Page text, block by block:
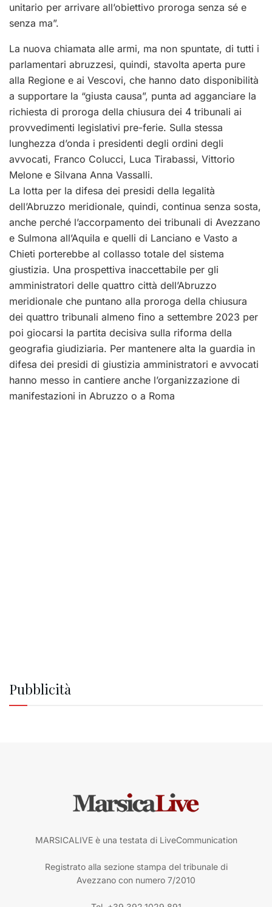
unitario per arrivare all’obiettivo proroga senza sé e
senza ma”.
La nuova chiamata alle armi, ma non spuntate, di tutti i
parlamentari abruzzesi, quindi, stavolta aperta pure
alla Regione e ai Vescovi, che hanno dato disponibilità
a supportare la “giusta causa”, punta ad agganciare la
richiesta di proroga della chiusura dei 4 tribunali ai
provvedimenti legislativi pre-ferie. Sulla stessa
lunghezza d’onda i presidenti degli ordini degli
avvocati, Franco Colucci, Luca Tirabassi, Vittorio
Melone e Silvana Anna Vassalli.
La lotta per la difesa dei presidi della legalità
dell’Abruzzo meridionale, quindi, continua senza sosta,
anche perché l’accorpamento dei tribunali di Avezzano
e Sulmona all’Aquila e quelli di Lanciano e Vasto a
Chieti porterebbe al collasso totale del sistema
giustizia. Una prospettiva inaccettabile per gli
amministratori delle quattro città dell’Abruzzo
meridionale che puntano alla proroga della chiusura
dei quattro tribunali almeno fino a settembre 2023 per
poi giocarsi la partita decisiva sulla riforma della
geografia giudiziaria. Per mantenere alta la guardia in
difesa dei presidi di giustizia amministratori e avvocati
hanno messo in cantiere anche l’organizzazione di
manifestazioni in Abruzzo o a Roma
Pubblicità
MARSICALIVE è una testata di LiveCommunication
Registrato alla sezione stampa del tribunale di
Avezzano con numero 7/2010